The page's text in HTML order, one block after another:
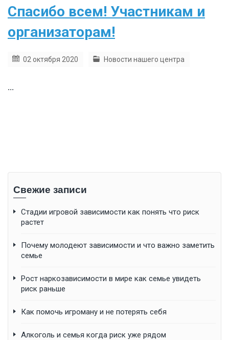
Спасибо всем! Участникам и
организаторам!
02 октября 2020 Новости нашего центра
...
Свежие записи
Стадии игровой зависимости как понять что риск
растет
Почему молодеют зависимости и что важно заметить
семье
Рост наркозависимости в мире как семье увидеть
риск раньше
Как помочь игроману и не потерять себя
Алкоголь и семья когда риск уже рядом